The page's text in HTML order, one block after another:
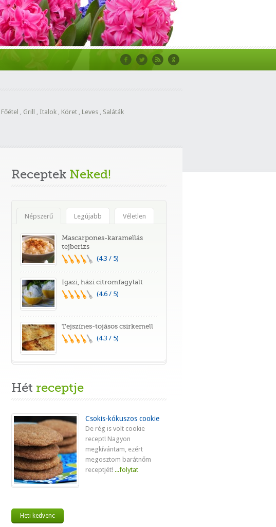
Főétel , Grill , Italok , Köret , Leves , Saláták
Receptek Neked!
Népszerű Legújabb Véletlen
Mascarpones-karamellás
tejberizs
(4.3 / 5)
Igazi, házi citromfagylalt
(4.6 / 5)
Tejszínes-tojásos csirkemell
(4.3 / 5)
Hét receptje
Csokis-kókuszos cookie
De rég is volt cookie
recept! Nagyon
megkívántam, ezért
megosztom barátnőm
receptjét! ...folytat
Heti kedvenc